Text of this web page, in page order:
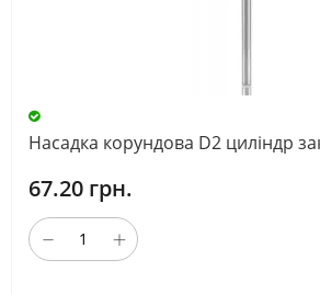
Насадка корундова D2 циліндр
67.20 грн.